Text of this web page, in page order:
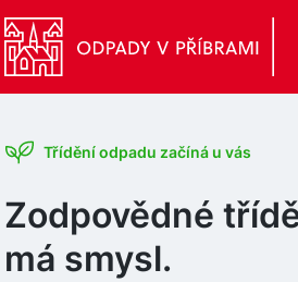
Třídění odpadu začíná u vás
Zodpovědné
má smysl.